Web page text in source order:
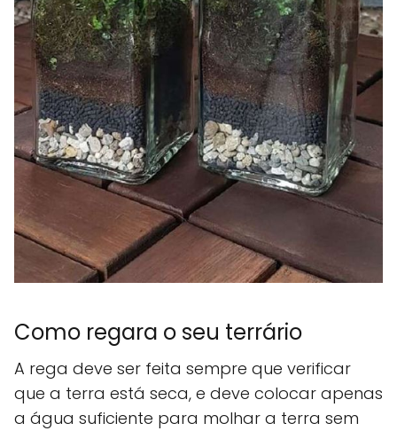
Como regara o seu terrário
A rega deve ser feita sempre que verificar
que a terra está seca, e deve colocar apenas
a água suficiente para molhar a terra sem